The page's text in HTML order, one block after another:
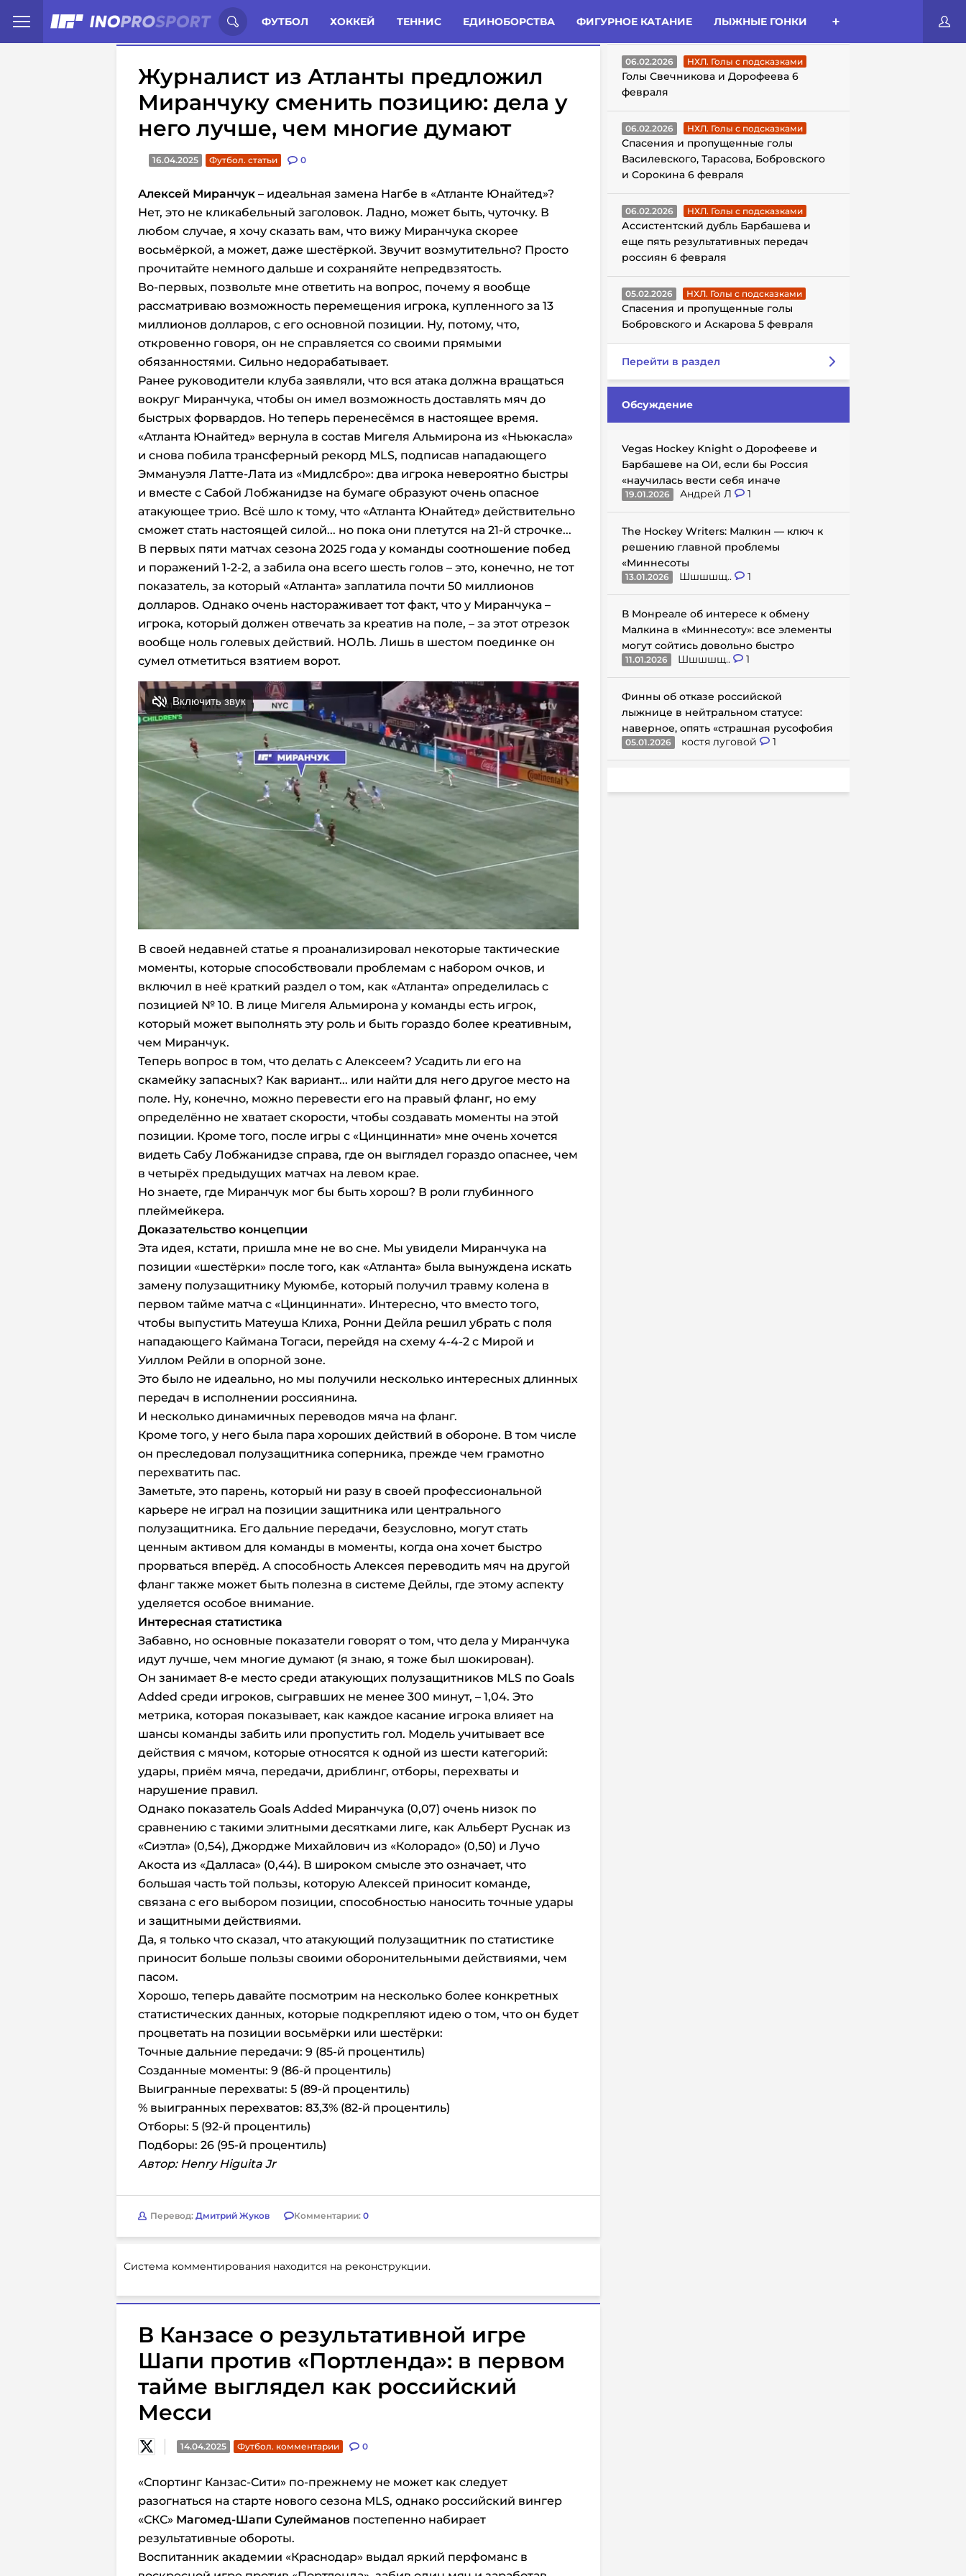
ФУТБОЛ ХОККЕЙ ТЕННИС ЕДИНОБОРСТВА ФИГУРНОЕ КАТАНИЕ ЛЫЖНЫЕ ГОНКИ
Иностранцы о спорте России: Статьи Комменты Новости
Журналист из Атланты предложил
Миранчуку сменить позицию: дела у
него лучше, чем многие думают
16.04.2025 Футбол. статьи 0
Алексей Миранчук – идеальная замена Нагбе в «Атланте Юнайтед»?
Нет, это не кликабельный заголовок. Ладно, может быть, чуточку. В
любом случае, я хочу сказать вам, что вижу Миранчука скорее
восьмёркой, а может, даже шестёркой. Звучит возмутительно? Просто
прочитайте немного дальше и сохраняйте непредвзятость.
Во-первых, позвольте мне ответить на вопрос, почему я вообще
рассматриваю возможность перемещения игрока, купленного за 13
миллионов долларов, с его основной позиции. Ну, потому, что,
откровенно говоря, он не справляется со своими прямыми
обязанностями. Сильно недорабатывает.
Ранее руководители клуба заявляли, что вся атака должна вращаться
вокруг Миранчука, чтобы он имел возможность доставлять мяч до
быстрых форвардов. Но теперь перенесёмся в настоящее время.
«Атланта Юнайтед» вернула в состав Мигеля Альмирона из «Ньюкасла»
и снова побила трансферный рекорд MLS, подписав нападающего
Эммануэля Латте-Лата из «Мидлсбро»: два игрока невероятно быстры
и вместе с Сабой Лобжанидзе на бумаге образуют очень опасное
атакующее трио. Всё шло к тому, что «Атланта Юнайтед» действительно
сможет стать настоящей силой... но пока они плетутся на 21-й строчке...
В первых пяти матчах сезона 2025 года у команды соотношение побед
и поражений 1-2-2, а забила она всего шесть голов – это, конечно, не тот
показатель, за который «Атланта» заплатила почти 50 миллионов
долларов. Однако очень настораживает тот факт, что у Миранчука –
игрока, который должен отвечать за креатив на поле, – за этот отрезок
вообще ноль голевых действий. НОЛЬ. Лишь в шестом поединке он
сумел отметиться взятием ворот.
В своей недавней статье я проанализировал некоторые тактические
моменты, которые способствовали проблемам с набором очков, и
включил в неё краткий раздел о том, как «Атланта» определилась с
позицией № 10. В лице Мигеля Альмирона у команды есть игрок,
который может выполнять эту роль и быть гораздо более креативным,
чем Миранчук.
Теперь вопрос в том, что делать с Алексеем? Усадить ли его на
скамейку запасных? Как вариант... или найти для него другое место на
поле. Ну, конечно, можно перевести его на правый фланг, но ему
определённо не хватает скорости, чтобы создавать моменты на этой
позиции. Кроме того, после игры с «Цинциннати» мне очень хочется
видеть Сабу Лобжанидзе справа, где он выглядел гораздо опаснее, чем
в четырёх предыдущих матчах на левом крае.
Но знаете, где Миранчук мог бы быть хорош? В роли глубинного
плеймейкера.
Доказательство концепции
Эта идея, кстати, пришла мне не во сне. Мы увидели Миранчука на
позиции «шестёрки» после того, как «Атланта» была вынуждена искать
замену полузащитнику Муюмбе, который получил травму колена в
первом тайме матча с «Цинциннати». Интересно, что вместо того,
чтобы выпустить Матеуша Клиха, Ронни Дейла решил убрать с поля
нападающего Каймана Тогаси, перейдя на схему 4-4-2 с Мирой и
Уиллом Рейли в опорной зоне.
Это было не идеально, но мы получили несколько интересных длинных
передач в исполнении россиянина.
И несколько динамичных переводов мяча на фланг.
Кроме того, у него была пара хороших действий в обороне. В том числе
он преследовал полузащитника соперника, прежде чем грамотно
перехватить пас.
Заметьте, это парень, который ни разу в своей профессиональной
карьере не играл на позиции защитника или центрального
полузащитника. Его дальние передачи, безусловно, могут стать
ценным активом для команды в моменты, когда она хочет быстро
прорваться вперёд. А способность Алексея переводить мяч на другой
фланг также может быть полезна в системе Дейлы, где этому аспекту
уделяется особое внимание.
Интересная статистика
Забавно, но основные показатели говорят о том, что дела у Миранчука
идут лучше, чем многие думают (я знаю, я тоже был шокирован).
Он занимает 8-е место среди атакующих полузащитников MLS по Goals
Added среди игроков, сыгравших не менее 300 минут, – 1,04. Это
метрика, которая показывает, как каждое касание игрока влияет на
шансы команды забить или пропустить гол. Модель учитывает все
действия с мячом, которые относятся к одной из шести категорий:
удары, приём мяча, передачи, дриблинг, отборы, перехваты и
нарушение правил.
Однако показатель Goals Added Миранчука (0,07) очень низок по
сравнению с такими элитными десятками лиге, как Альберт Руснак из
«Сиэтла» (0,54), Джордже Михайлович из «Колорадо» (0,50) и Лучо
Акоста из «Далласа» (0,44). В широком смысле это означает, что
большая часть той пользы, которую Алексей приносит команде,
связана с его выбором позиции, способностью наносить точные удары
и защитными действиями.
Да, я только что сказал, что атакующий полузащитник по статистике
приносит больше пользы своими оборонительными действиями, чем
пасом.
Хорошо, теперь давайте посмотрим на несколько более конкретных
статистических данных, которые подкрепляют идею о том, что он будет
процветать на позиции восьмёрки или шестёрки:
Точные дальние передачи: 9 (85-й процентиль)
Созданные моменты: 9 (86-й процентиль)
Выигранные перехваты: 5 (89-й процентиль)
% выигранных перехватов: 83,3% (82-й процентиль)
Отборы: 5 (92-й процентиль)
Подборы: 26 (95-й процентиль)
Автор: Henry Higuita Jr
Перевод: Дмитрий Жуков Комментарии: 0
Система комментирования находится на реконструкции.
В Канзасе о результативной игре
Шапи против «Портленда»: в первом
тайме выглядел как российский
Месси
14.04.2025 Футбол. комментарии 0
«Спортинг Канзас-Сити» по-прежнему не может как следует
разогнаться на старте нового сезона MLS, однако российский вингер
«СКС» Магомед-Шапи Сулейманов постепенно набирает
результативные обороты.
Воспитанник академии «Краснодар» выдал яркий перфоманс в
ГОЛЫ С ПОДСКАЗКАМИ
06.02.2026 НХЛ. Голы с подсказками
Голы Свечникова и Дорофеева 6
февраля
06.02.2026 НХЛ. Голы с подсказками
Спасения и пропущенные голы
Василевского, Тарасова, Бобровского
и Сорокина 6 февраля
06.02.2026 НХЛ. Голы с подсказками
Ассистентский дубль Барбашева и
еще пять результативных передач
россиян 6 февраля
05.02.2026 НХЛ. Голы с подсказками
Спасения и пропущенные голы
Бобровского и Аскарова 5 февраля
Перейти в раздел
Обсуждение
Vegas Hockey Knight о Дорофееве и
Барбашеве на ОИ, если бы Россия
«научилась вести себя иначе
19.01.2026 Андрей Л 1
The Hockey Writers: Малкин — ключ к
решению главной проблемы
«Миннесоты
13.01.2026 Шшшшщ.. 1
В Монреале об интересе к обмену
Малкина в «Миннесоту»: все элементы
могут сойтись довольно быстро
11.01.2026 Шшшшщ.. 1
Финны об отказе российской
лыжнице в нейтральном статусе:
наверное, опять «страшная русофобия
05.01.2026 костя луговой 1